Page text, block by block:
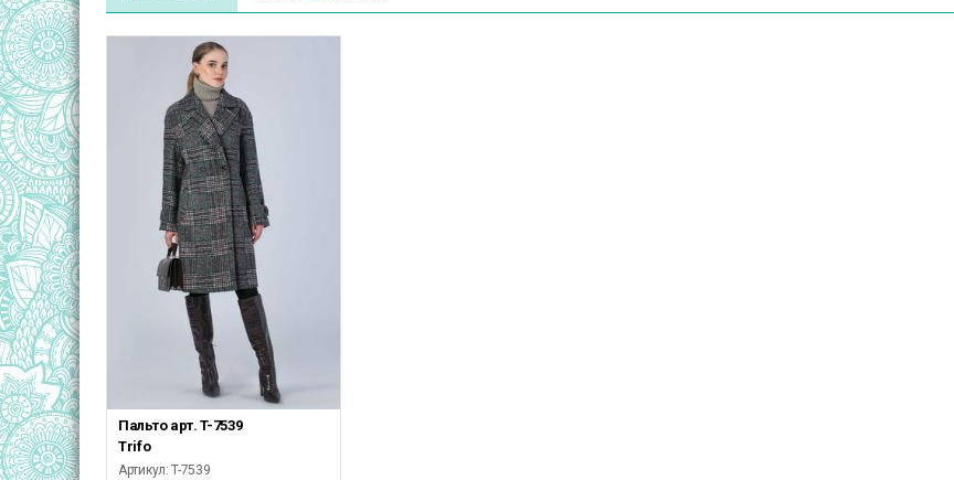
Пальто арт. T-7539
Trifo
Артикул: T-7539